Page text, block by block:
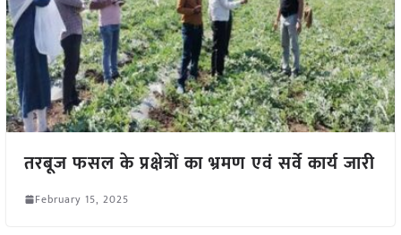
तरबूज फसल के प्रक्षेत्रों का भ्रमण एवं सर्वे कार्य जारी
February 15, 2025